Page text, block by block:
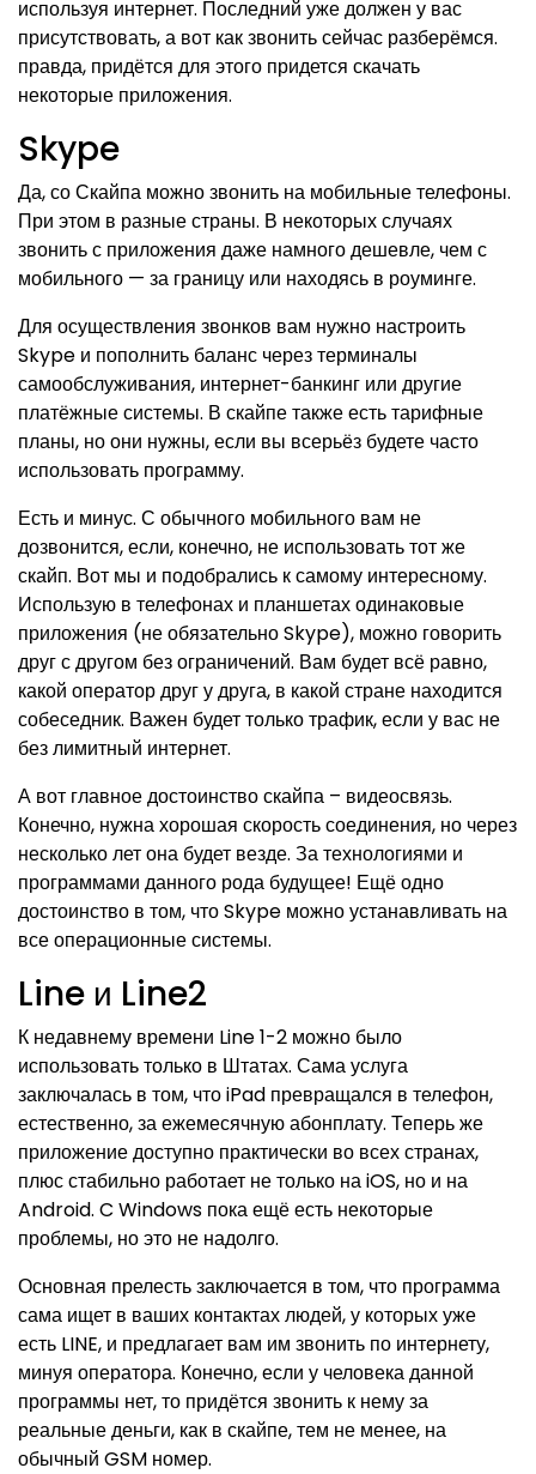
используя интернет. Последний уже должен у вас
присутствовать, а вот как звонить сейчас разберёмся.
правда, придётся для этого придется скачать
некоторые приложения.
Skype
Да, со Скайпа можно звонить на мобильные телефоны.
При этом в разные страны. В некоторых случаях
звонить с приложения даже намного дешевле, чем с
мобильного — за границу или находясь в роуминге.
Для осуществления звонков вам нужно настроить
Skype и пополнить баланс через терминалы
самообслуживания, интернет-банкинг или другие
платёжные системы. В скайпе также есть тарифные
планы, но они нужны, если вы всерьёз будете часто
использовать программу.
Есть и минус. С обычного мобильного вам не
дозвонится, если, конечно, не использовать тот же
скайп. Вот мы и подобрались к самому интересному.
Использую в телефонах и планшетах одинаковые
приложения (не обязательно Skype), можно говорить
друг с другом без ограничений. Вам будет всё равно,
какой оператор друг у друга, в какой стране находится
собеседник. Важен будет только трафик, если у вас не
без лимитный интернет.
А вот главное достоинство скайпа – видеосвязь.
Конечно, нужна хорошая скорость соединения, но через
несколько лет она будет везде. За технологиями и
программами данного рода будущее! Ещё одно
достоинство в том, что Skype можно устанавливать на
все операционные системы.
Line и Line2
К недавнему времени Line 1-2 можно было
использовать только в Штатах. Сама услуга
заключалась в том, что iPad превращался в телефон,
естественно, за ежемесячную абонплату. Теперь же
приложение доступно практически во всех странах,
плюс стабильно работает не только на iOS, но и на
Android. C Windows пока ещё есть некоторые
проблемы, но это не надолго.
Основная прелесть заключается в том, что программа
сама ищет в ваших контактах людей, у которых уже
есть LINE, и предлагает вам им звонить по интернету,
минуя оператора. Конечно, если у человека данной
программы нет, то придётся звонить к нему за
реальные деньги, как в скайпе, тем не менее, на
обычный GSM номер.